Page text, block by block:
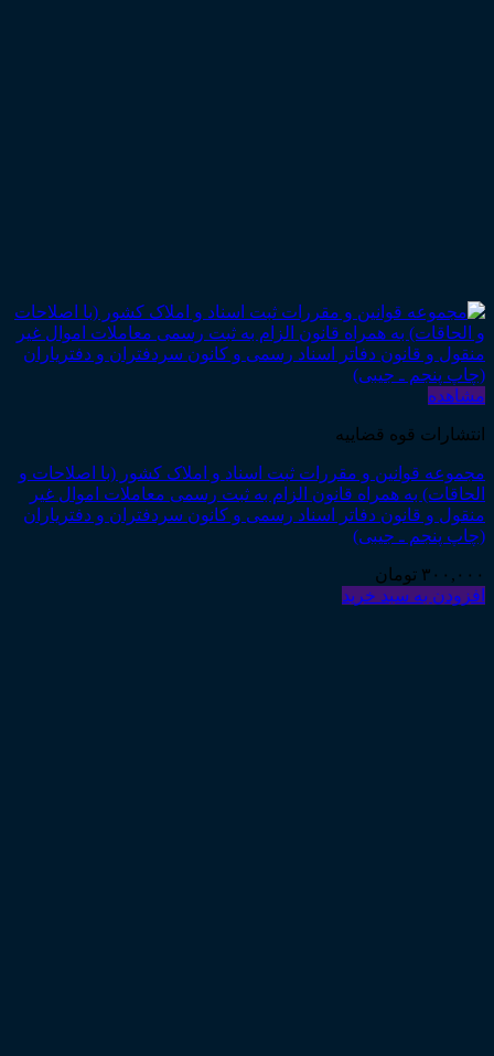
مشاهده
انتشارات قوه قضاییه
مجموعه قوانین و مقررات ثبت اسناد و املاک کشور (با اصلاحات و
الحاقات) به همراه قانون الزام به ثبت رسمی معاملات اموال غیر
منقول و قانون دفاتر اسناد رسمی و کانون سردفتران و دفتریاران
(چاپ پنجم ـ جیبی)
۳۰۰,۰۰۰ تومان
افزودن به سبد خرید